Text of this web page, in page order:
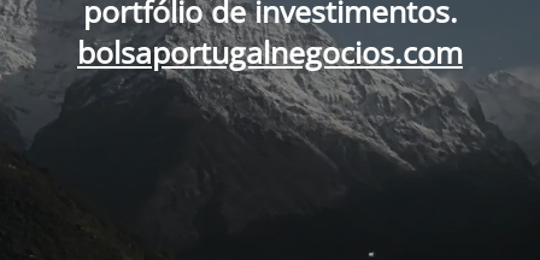
portfólio de investimentos.
bolsaportugalnegocios.com